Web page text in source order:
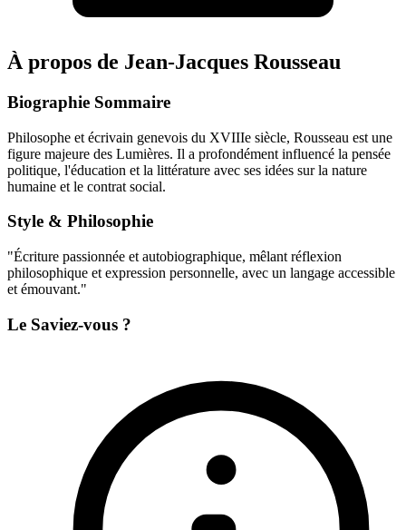
À propos de Jean-Jacques Rousseau
Biographie Sommaire
Philosophe et écrivain genevois du XVIIIe siècle, Rousseau est une
figure majeure des Lumières. Il a profondément influencé la pensée
politique, l'éducation et la littérature avec ses idées sur la nature
humaine et le contrat social.
Style & Philosophie
"Écriture passionnée et autobiographique, mêlant réflexion
philosophique et expression personnelle, avec un langage accessible
et émouvant."
Le Saviez-vous ?